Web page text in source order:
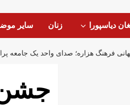
دیاسپورا زنان سایر
فرهنگ هزاره؛ صدای واحد یک جامعه
جشن